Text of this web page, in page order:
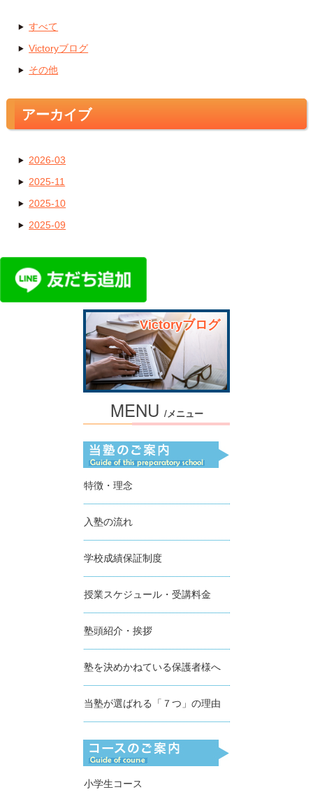
すべて
Victoryブログ
その他
アーカイブ
2026-03
2025-11
2025-10
2025-09
Victoryブログ
MENU /メニュー
特徴・理念
入塾の流れ
学校成績保証制度
授業スケジュール・受講料金
塾頭紹介・挨拶
塾を決めかねている保護者様へ
当塾が選ばれる「７つ」の理由
小学生コース